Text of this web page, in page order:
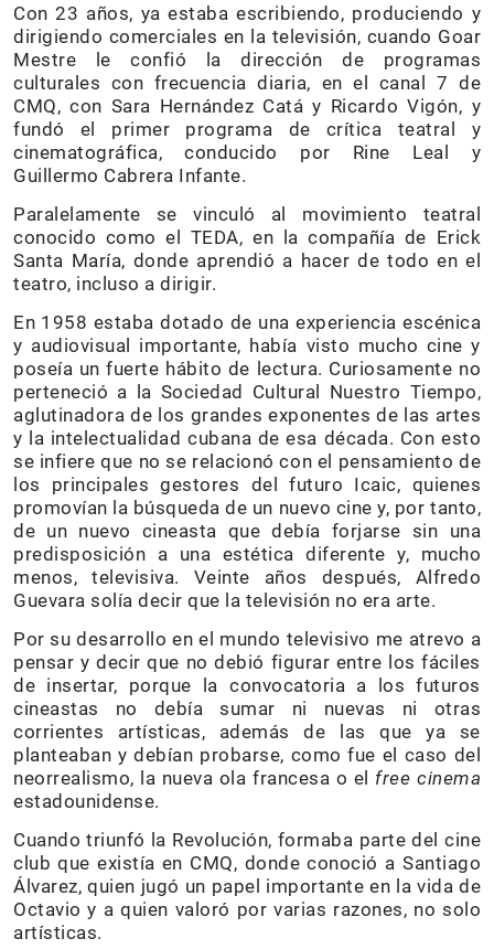
Con 23 años, ya estaba escribiendo, produciendo y
dirigiendo comerciales en la televisión, cuando Goar
Mestre le confió la dirección de programas
culturales con frecuencia diaria, en el canal 7 de
CMQ, con Sara Hernández Catá y Ricardo Vigón, y
fundó el primer programa de crítica teatral y
cinematográfica, conducido por Rine Leal y
Guillermo Cabrera Infante.
Paralelamente se vinculó al movimiento teatral
conocido como el TEDA, en la compañía de Erick
Santa María, donde aprendió a hacer de todo en el
teatro, incluso a dirigir.
En 1958 estaba dotado de una experiencia escénica
y audiovisual importante, había visto mucho cine y
poseía un fuerte hábito de lectura. Curiosamente no
perteneció a la Sociedad Cultural Nuestro Tiempo,
aglutinadora de los grandes exponentes de las artes
y la intelectualidad cubana de esa década. Con esto
se infiere que no se relacionó con el pensamiento de
los principales gestores del futuro Icaic, quienes
promovían la búsqueda de un nuevo cine y, por tanto,
de un nuevo cineasta que debía forjarse sin una
predisposición a una estética diferente y, mucho
menos, televisiva. Veinte años después, Alfredo
Guevara solía decir que la televisión no era arte.
Por su desarrollo en el mundo televisivo me atrevo a
pensar y decir que no debió figurar entre los fáciles
de insertar, porque la convocatoria a los futuros
cineastas no debía sumar ni nuevas ni otras
corrientes artísticas, además de las que ya se
planteaban y debían probarse, como fue el caso del
neorrealismo, la nueva ola francesa o el free cinema
estadounidense.
Cuando triunfó la Revolución, formaba parte del cine
club que existía en CMQ, donde conoció a Santiago
Álvarez, quien jugó un papel importante en la vida de
Octavio y a quien valoró por varias razones, no solo
artísticas.